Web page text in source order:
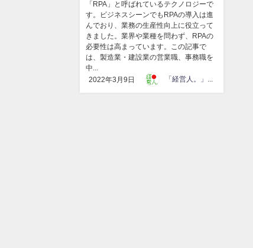
「RPA」と呼ばれているテクノロジーで
す。ビジネスシーンでもRPAの導入は進
んでおり、業務の生産性向上に役立って
きました。業界や業種を問わず、RPAの
必要性は高まっています。この記事で
は、製造業・建設業の営業職、事務職を
中...
2022年3月9日